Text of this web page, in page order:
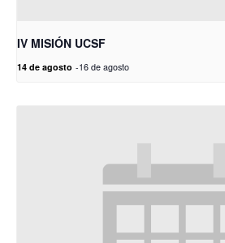
IV MISIÓN UCSF
14 de agosto -16 de agosto